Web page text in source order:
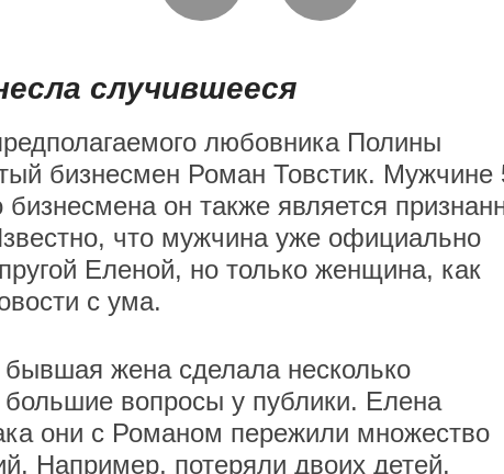
случившееся
любовника Полины
бизнесмен Роман Товстик. Мужчине
он также является
что мужчина уже официально
Еленой, но только женщина, как
с ума.
жена сделала несколько
вопросы у публики. Елена
они с Романом пережили множество
Например, потеряли двоих детей.